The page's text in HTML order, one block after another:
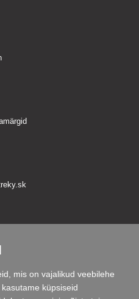
nõu
jooksul
mis on vajalikud veebilehe
küpsiseid